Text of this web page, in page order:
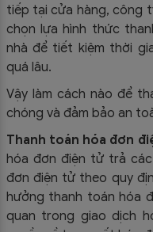
tiếp tại cửa hàng, công
chọn lựa hình thức
nhà để tiết kiệm thời
quá lâu.
Vậy làm cách nào để
chóng và đảm bảo an
Thanh toán hóa đơn
hóa đơn điện tử trả
đơn điện tử theo quy
hưởng thanh toán hóa
quan trong giao dịch